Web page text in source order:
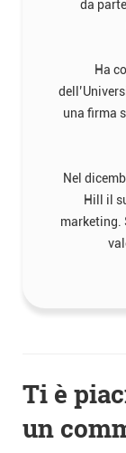
da
Ha
una firma
Nel
Hill il
marketing.
Ti è
un